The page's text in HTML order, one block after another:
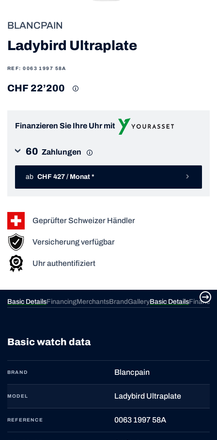
BLANCPAIN
Ladybird Ultraplate
REF: 0063 1997 58A
CHF 22’200
Finanzieren Sie Ihre Uhr mit
60 Zahlungen
ab CHF 427 / Monat *
Geprüfter Schweizer Händler
Versicherung verfügbar
Uhr authentifiziert
Basic DetailsFinancingMerchantsBrandGalleryBasic Details
Basic watch data
BRAND Blancpain
MODEL Ladybird Ultraplate
REFERENCE 0063 1997 58A